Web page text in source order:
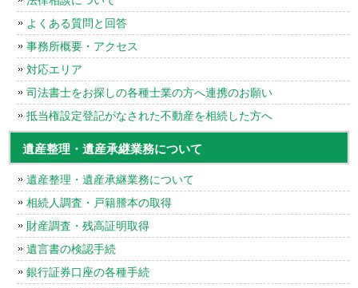
よくある質問と回答
事務所概要・アクセス
対応エリア
司法書士をお探しの各種士業の方へ連携のお願い
抵当権設定登記がなされた不動産を相続した方へ
遺産整理・遺産承継業務について
遺産整理・遺産承継業務について
相続人調査・戸籍謄本の取得
財産調査・残高証明取得
遺言書の検認手続
銀行証券口座の各種手続